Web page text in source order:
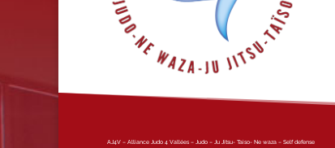
AJ4V – Alliance Judo 4 Vallées – Judo – Ju Jitsu- Taiso- Ne waza – Self defense